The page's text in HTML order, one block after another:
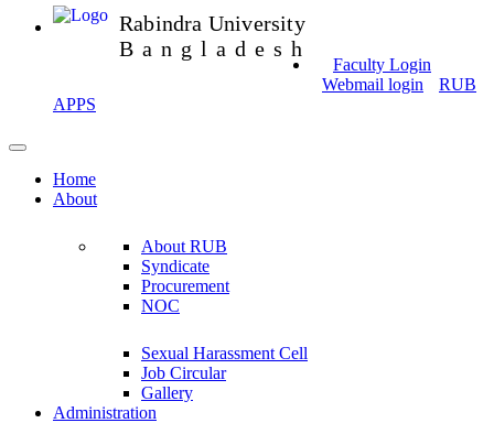
Rabindra University
Bangladesh
Faculty Login
Webmail login
RUB
APPS
Home
About
About RUB
Syndicate
Procurement
NOC
Sexual Harassment Cell
Job Circular
Gallery
Administration